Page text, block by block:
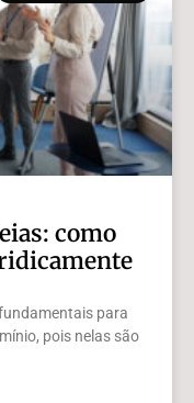
como
para
pois nelas são